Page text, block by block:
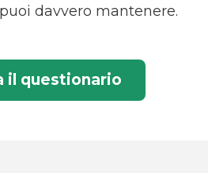
davvero mantenere.
il questionario